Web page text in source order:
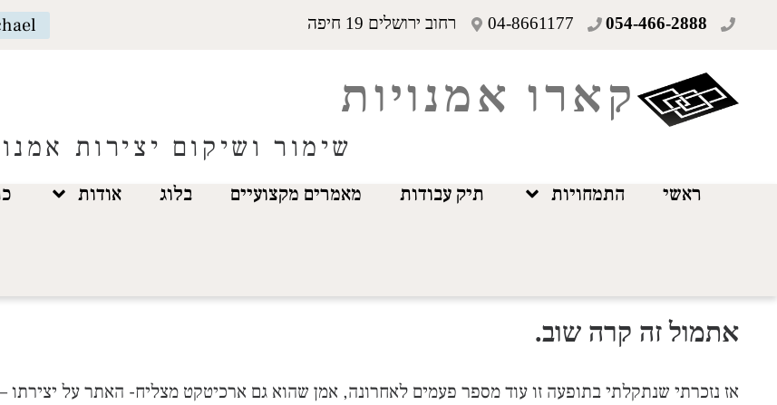
054-466-2888
04-8661177 רחוב ירושלים 19 חיפה
קארו אמנויות
שימור ושיקום יצירות
ראשי התמחויות תיק עבודות מאמרים מקצועיים בלוג אודות
אתמול זה קרה שוב.
אז נזכרתי שנתקלתי בתופעה זו עוד מספר פעמים לאחרונה, אמן שהוא גם ארכיטקט מצליח- האתר על